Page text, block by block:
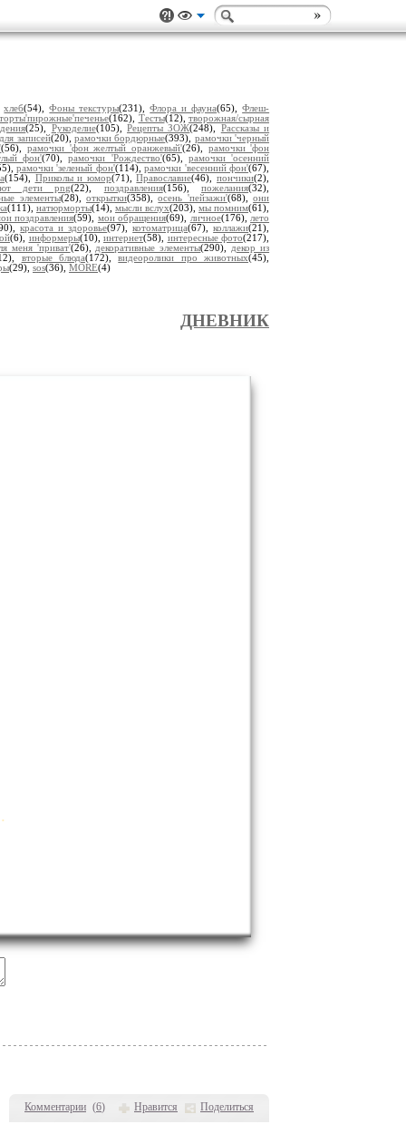
хлеб(54),Фоны текстуры(231),Флора и фауна(65),Флеш-
торты'пирожные'печенье(162), Тесты(12), творожная/сырная
(25), Рукоделие(105),Рецепты ЗОЖ(248), Рассказы и
записей(20), рамочки бордюрные(393), рамочки 'черный
(56),рамочки 'фон желтый оранжевый'(26), рамочки 'фон
фон'(70),рамочки 'Рождество'(65), рамочки 'осенний
рамочки 'зеленый фон'(114),рамочки 'весенний фон'(67),
(154), Приколы и юмор(71),Православие(46), пончики(2),
дети png(22), поздравления(156),пожелания(32),
элементы(28), открытки(358),осень 'пейзажи'(68),они
(111), натюрморты(14), мысли вслух(203), мы помним(61),
поздравления(59), мои обращения(69), личное(176), лето
красота и здоровье(97),котоматрица(67),коллажи(21),
(6), информеры(10), интернет(58), интересные фото(217),
меня 'приват'(26), декоративные элементы(290), декор из
вторые блюда(172),видеоролики про животных(45),
(29), sos(36), MORE(4)
Комментарии (6) Нравится Поделиться
ДНЕВНИК